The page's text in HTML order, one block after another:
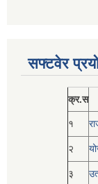
सफ्टवेर
क्र.स
१
२
३